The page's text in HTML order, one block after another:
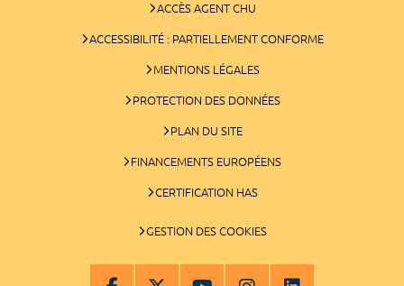
ACCÈS AGENT CHU
ACCESSIBILITÉ : PARTIELLEMENT CONFORME
MENTIONS LÉGALES
PROTECTION DES DONNÉES
PLAN DU SITE
FINANCEMENTS EUROPÉENS
CERTIFICATION HAS
GESTION DES COOKIES